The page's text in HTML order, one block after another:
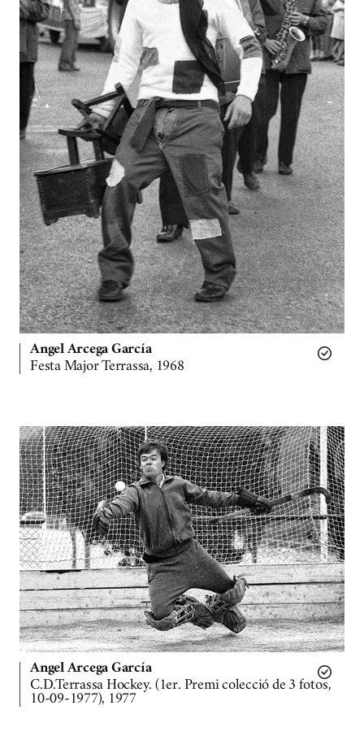
Angel Arcega García
Festa Major Terrassa, 1968
Angel Arcega García
C.D.Terrassa Hockey. (1er. Premi colecció de 3 fotos,
10-09-1977), 1977